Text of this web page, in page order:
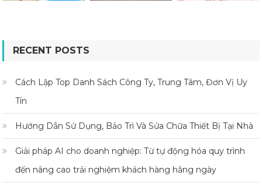
RECENT POSTS
Cách Lập Top Danh Sách Công Ty, Trung Tâm, Đơn Vị Uy
Tín
Hướng Dẫn Sử Dụng, Bảo Trì Và Sửa Chữa Thiết Bị Tại Nhà
Giải pháp AI cho doanh nghiệp: Từ tự động hóa quy trình
đến nâng cao trải nghiệm khách hàng hằng ngày